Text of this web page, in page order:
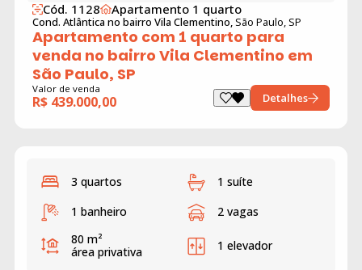
Cód. 1128 Apartamento 1 quarto
Cond. Atlântica no bairro Vila Clementino, São Paulo, SP
Apartamento com 1 quarto para
venda no bairro Vila Clementino em
São Paulo, SP
Valor de venda
R$ 439.000,00 Detalhes
3 quartos
1 suíte
1 banheiro
2 vagas
80 m²
área privativa
1 elevador